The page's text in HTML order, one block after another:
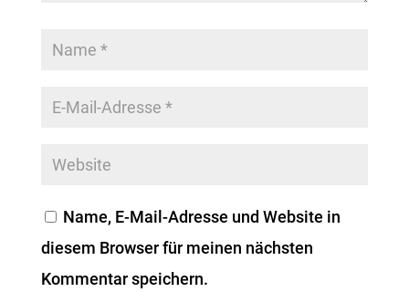
Name, E-Mail-Adresse und Website in
diesem Browser für meinen nächsten
Kommentar speichern.